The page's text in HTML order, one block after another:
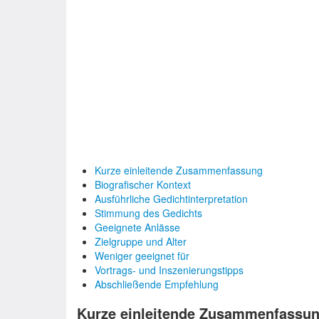
Kurze einleitende Zusammenfassung
Biografischer Kontext
Ausführliche Gedichtinterpretation
Stimmung des Gedichts
Geeignete Anlässe
Zielgruppe und Alter
Weniger geeignet für
Vortrags- und Inszenierungstipps
Abschließende Empfehlung
Kurze einleitende